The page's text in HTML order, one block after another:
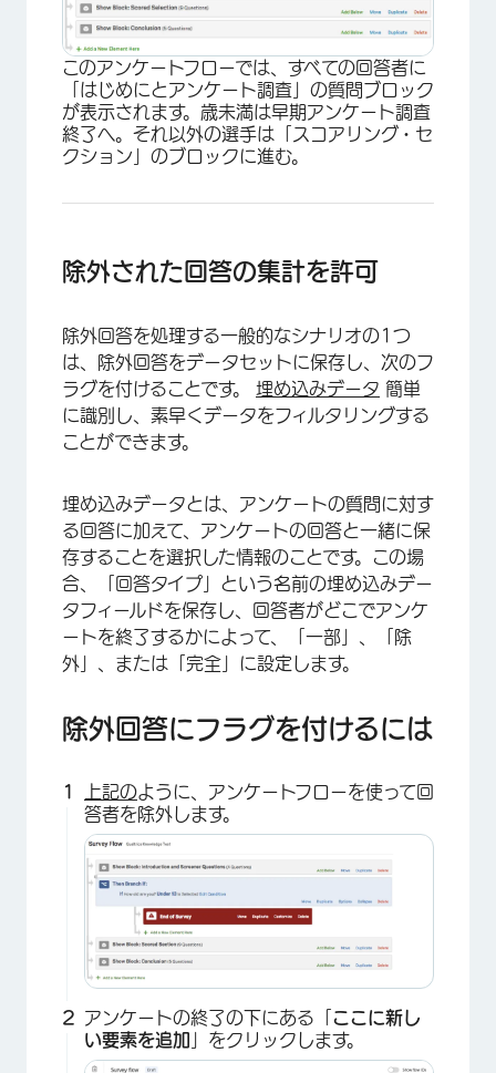
×
×
このアンケートフローでは、すべての回答者に
「はじめにとアンケート調査」の質問ブロック
が表示されます。歳未満は早期アンケート調査
終了へ。それ以外の選手は「スコアリング・セ
クション」のブロックに進む。
除外された回答の集計を許可
除外回答を処理する一般的なシナリオの1つ
は、除外回答をデータセットに保存し、次のフ
ラグを付けることです。 埋め込みデータ 簡単
に識別し、素早くデータをフィルタリングする
ことができます。
埋め込みデータとは、アンケートの質問に対す
る回答に加えて、アンケートの回答と一緒に保
存することを選択した情報のことです。この場
合、「回答タイプ」という名前の埋め込みデー
タフィールドを保存し、回答者がどこでアンケ
ートを終了するかによって、「一部」、「除
外」、または「完全」に設定します。
除外回答にフラグを付けるには
上記のように、アンケートフローを使って回
答者を除外します。
アンケートの終了の下にある「 ここに新し
い要素を追加
」をクリックします。